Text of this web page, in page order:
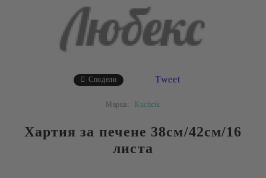
Сподели Tweet
Марка: Kuchcik
Хартия за печене 38см/42см/16
листа